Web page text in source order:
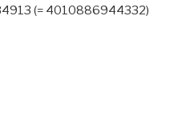
(= 4010886944332)